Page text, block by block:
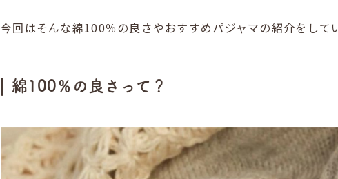
今回はそんな綿100％の良さやおすすめパジャマの紹介をして
綿100％の良さって？